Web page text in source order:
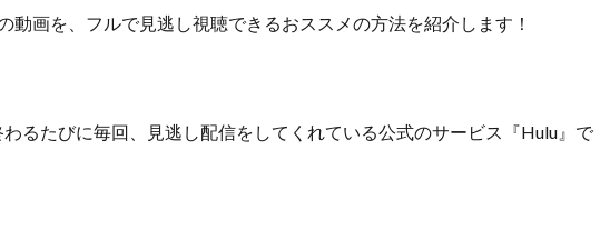
動画を、フルで見逃し視聴できるおススメの方法を紹介します！
るたびに毎回、見逃し配信をしてくれている公式のサービス『Hulu』 で